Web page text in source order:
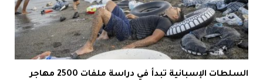
السلطات الإسبانية تبدأ في دراسة ملفات 2500 مهاجر